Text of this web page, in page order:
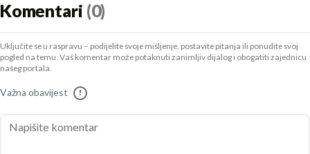
Komentari (0)
Uključite se u raspravu – podijelite svoje mišljenje, postavite pitanja ili ponudite svoj
pogled na temu. Vaš komentar može potaknuti zanimljiv dijalog i obogatiti zajednicu
našeg portala.
Važna obavijest !